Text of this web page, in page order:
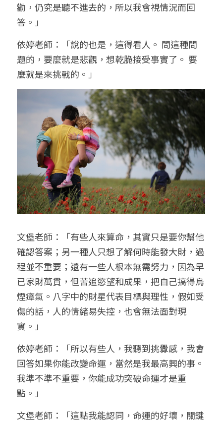
勸，仍究是聽不進去的，所以我會視情況而回
答。」
依婷老師：「說的也是，這得看人。 問這種問
題的，要麼就是悲觀，想乾脆接受事實了。 要
麼就是來挑戰的。」
文堡老師：「有些人來算命，其實只是要你幫他
確認答案；另一種人只想了解何時能發大財，過
程並不重要；還有一些人根本無需努力，因為早
已家財萬貫，但苦追慾望和成果，把自己搞得烏
煙瘴氣。八字中的財星代表目標與理性，假如受
傷的話，人的情緒易失控，也會無法面對現
實。」
依婷老師：「所以有些人，我聽到挑釁感，我會
回答如果你能改變命運，當然是我最高興的事。
我準不準不重要，你能成功突破命運才是重
點。」
文堡老師：「這點我能認同，命運的好壞，關鍵